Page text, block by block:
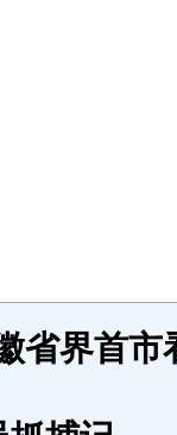
省界首市